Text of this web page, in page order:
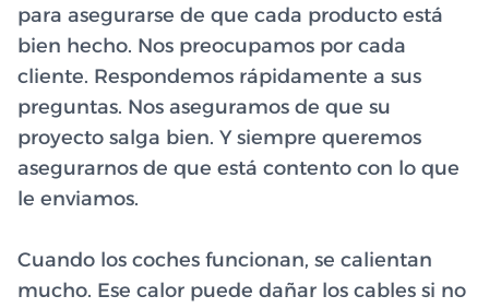
para asegurarse de que cada producto está
bien hecho. Nos preocupamos por cada
cliente. Respondemos rápidamente a sus
preguntas. Nos aseguramos de que su
proyecto salga bien. Y siempre queremos
asegurarnos de que está contento con lo que
le enviamos.
Cuando los coches funcionan, se calientan
mucho. Ese calor puede dañar los cables si no